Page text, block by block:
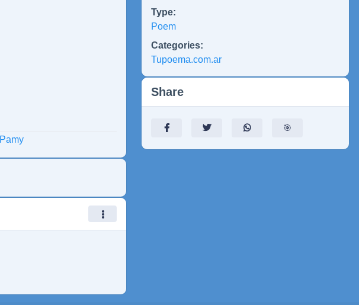
Pamy
Type:
Poem
Categories:
Tupoema.com.ar
Share
🎯